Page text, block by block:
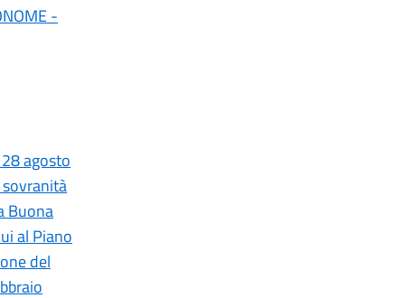
-
agosto
Buona
al Piano
del